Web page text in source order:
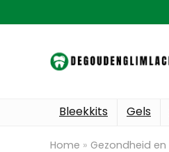
Bleekkits Gels
Home » Gezondheid